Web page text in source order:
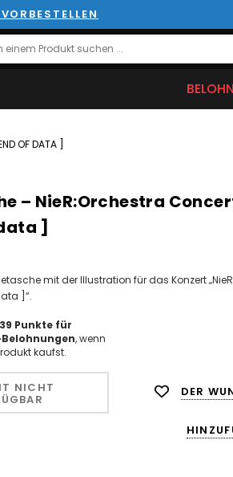
OF DATA ]
– NieR:Orchestra
]
mit der Illustration für das Konzert
]“.
39 Punkte für
, wenn
kaufst.
NICHT DER